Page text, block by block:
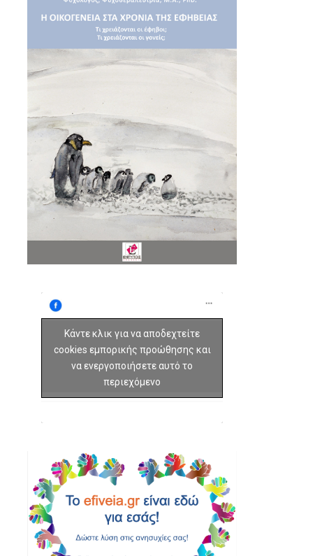
Κάντε κλικ για να αποδεχτείτε
cookies εμπορικής προώθησης και
να ενεργοποιήσετε αυτό το
περιεχόμενο